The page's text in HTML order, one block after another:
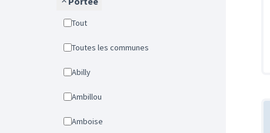
Tout
Toutes les communes
Abilly
Ambillou
Amboise